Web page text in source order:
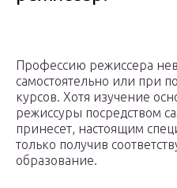
Профессию режиссера
самостоятельно или при
курсов. Хотя изучение
режиссуры посредством
принесет, настоящим
только получив
образование.